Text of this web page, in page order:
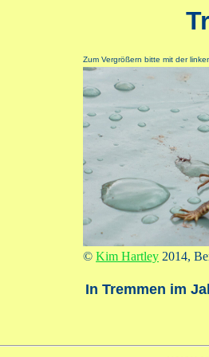
Zum Vergrößern bitte mit der
© Kim Hartley 2014,
In Tremmen im